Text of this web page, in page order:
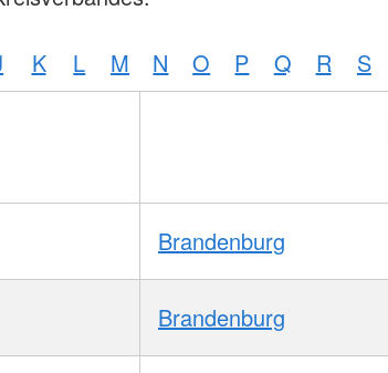
K L M N O P Q R S
Brandenburg
Brandenburg